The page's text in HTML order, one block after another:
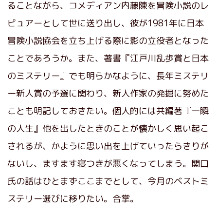
ることながら、コメディアン内藤陳を冒険小説のレ
ビュアーとして世に送り出し、彼が1981年に日本
冒険小説協会を立ち上げる際に影の立役者となった
ことであろうか。また、著書『江戸川乱歩賞と日本
のミステリー』でも明らかなように、長年ミステリ
ー新人賞の予選に関わり、新人作家の発掘に努めた
ことも明記しておきたい。個人的には共編著『一瞬
の人生』他を出したときのことが懐かしく思い起こ
されるが、かように思い出を上げていったらきりが
ないし、ますます寝つきが悪くなってしまう。関口
氏の話はひとまずここまでとして、今月のベストミ
ステリー選びに移りたい。合掌。